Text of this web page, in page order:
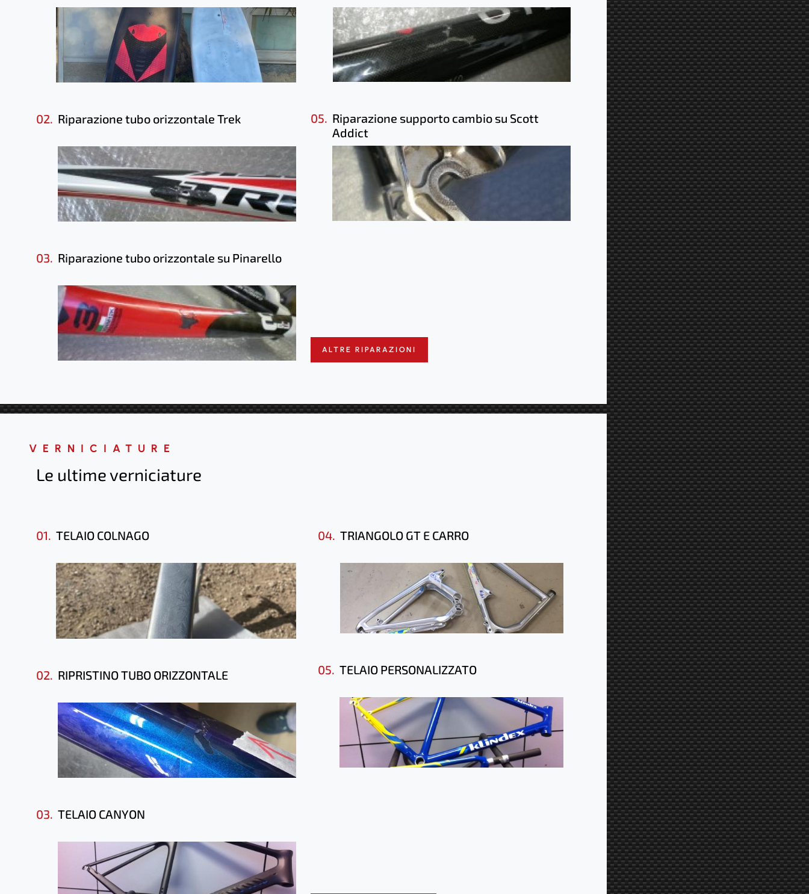
02. Riparazione tubo orizzontale Trek
03. Riparazione tubo orizzontale su Pinarello
05. Riparazione supporto cambio su Scott
Addict
ALTRE RIPARAZIONI
VERNICIATURE
Le ultime verniciature
01. TELAIO COLNAGO
02. RIPRISTINO TUBO ORIZZONTALE
03. TELAIO CANYON
04. TRIANGOLO GT E CARRO
05. TELAIO PERSONALIZZATO